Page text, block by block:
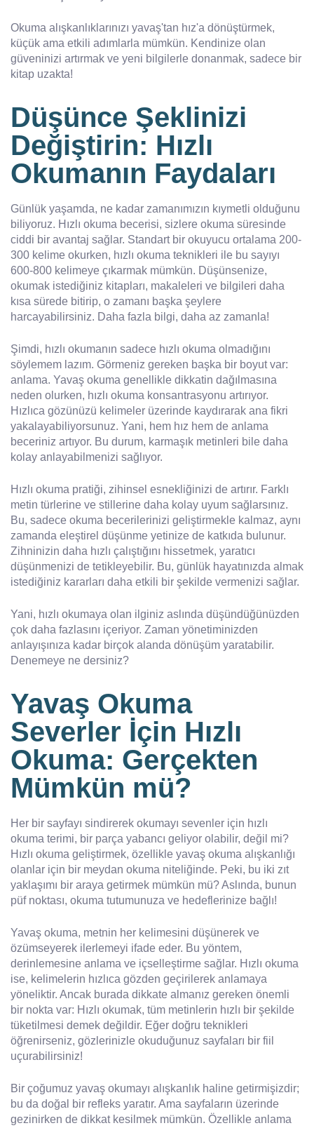
Okuma alışkanlıklarınızı yavaş'tan hız'a dönüştürmek,
küçük ama etkili adımlarla mümkün. Kendinize olan
güveninizi artırmak ve yeni bilgilerle donanmak, sadece bir
kitap uzakta!
Düşünce Şeklinizi
Değiştirin: Hızlı
Okumanın Faydaları
Günlük yaşamda, ne kadar zamanımızın kıymetli olduğunu
biliyoruz. Hızlı okuma becerisi, sizlere okuma süresinde
ciddi bir avantaj sağlar. Standart bir okuyucu ortalama 200-
300 kelime okurken, hızlı okuma teknikleri ile bu sayıyı
600-800 kelimeye çıkarmak mümkün. Düşünsenize,
okumak istediğiniz kitapları, makaleleri ve bilgileri daha
kısa sürede bitirip, o zamanı başka şeylere
harcayabilirsiniz. Daha fazla bilgi, daha az zamanla!
Şimdi, hızlı okumanın sadece hızlı okuma olmadığını
söylemem lazım. Görmeniz gereken başka bir boyut var:
anlama. Yavaş okuma genellikle dikkatin dağılmasına
neden olurken, hızlı okuma konsantrasyonu artırıyor.
Hızlıca gözünüzü kelimeler üzerinde kaydırarak ana fikri
yakalayabiliyorsunuz. Yani, hem hız hem de anlama
beceriniz artıyor. Bu durum, karmaşık metinleri bile daha
kolay anlayabilmenizi sağlıyor.
Hızlı okuma pratiği, zihinsel esnekliğinizi de artırır. Farklı
metin türlerine ve stillerine daha kolay uyum sağlarsınız.
Bu, sadece okuma becerilerinizi geliştirmekle kalmaz, aynı
zamanda eleştirel düşünme yetinize de katkıda bulunur.
Zihninizin daha hızlı çalıştığını hissetmek, yaratıcı
düşünmenizi de tetikleyebilir. Bu, günlük hayatınızda almak
istediğiniz kararları daha etkili bir şekilde vermenizi sağlar.
Yani, hızlı okumaya olan ilginiz aslında düşündüğünüzden
çok daha fazlasını içeriyor. Zaman yönetiminizden
anlayışınıza kadar birçok alanda dönüşüm yaratabilir.
Denemeye ne dersiniz?
Yavaş Okuma
Severler İçin Hızlı
Okuma: Gerçekten
Mümkün mü?
Her bir sayfayı sindirerek okumayı sevenler için hızlı
okuma terimi, bir parça yabancı geliyor olabilir, değil mi?
Hızlı okuma geliştirmek, özellikle yavaş okuma alışkanlığı
olanlar için bir meydan okuma niteliğinde. Peki, bu iki zıt
yaklaşımı bir araya getirmek mümkün mü? Aslında, bunun
püf noktası, okuma tutumunuza ve hedeflerinize bağlı!
Yavaş okuma, metnin her kelimesini düşünerek ve
özümseyerek ilerlemeyi ifade eder. Bu yöntem,
derinlemesine anlama ve içselleştirme sağlar. Hızlı okuma
ise, kelimelerin hızlıca gözden geçirilerek anlamaya
yöneliktir. Ancak burada dikkate almanız gereken önemli
bir nokta var: Hızlı okumak, tüm metinlerin hızlı bir şekilde
tüketilmesi demek değildir. Eğer doğru teknikleri
öğrenirseniz, gözlerinizle okuduğunuz sayfaları bir fiil
uçurabilirsiniz!
Bir çoğumuz yavaş okumayı alışkanlık haline getirmişizdir;
bu da doğal bir refleks yaratır. Ama sayfaların üzerinde
gezinirken de dikkat kesilmek mümkün. Özellikle anlama